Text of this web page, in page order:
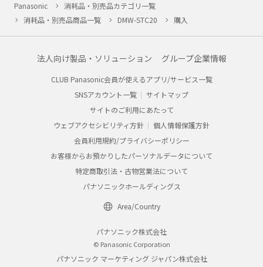
Panasonic
消耗品・別売品カテゴリ一覧
消耗品・別売品商品一覧
DMW-STC20 購入
法人向け製品・ソリューション グループ企業情報
CLUB Panasonic会員が使えるアプリ/サービス一覧
SNSアカウント一覧
サイトマップ
サイトのご利用にあたって
ウェブアクセシビリティ方針
個人情報保護方針
会員利用規約/プライバシーポリシー
お客様からお預かりしたパーソナルデータについて
特定商取引法・古物営業法について
パナソニックホールディングス
Area/Country
パナソニック株式会社
© Panasonic Corporation
パナソニック マーケティング ジャパン株式会社